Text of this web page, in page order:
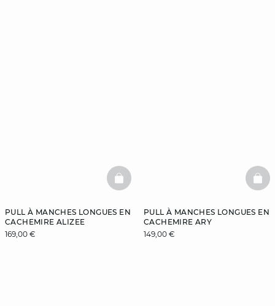
PULL À MANCHES LONGUES EN
CACHEMIRE ALIZEE
169,00 €
BASKETFULL
PULL À MANCHES LONGUES EN
CACHEMIRE ARY
149,00 €